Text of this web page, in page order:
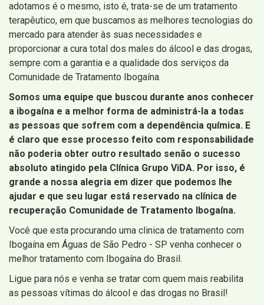
adotamos é o mesmo, isto é, trata-se de um tratamento
terapêutico, em que buscamos as melhores tecnologias do
mercado para atender às suas necessidades e
proporcionar a cura total dos males do álcool e das drogas,
sempre com a garantia e a qualidade dos serviços da
Comunidade de Tratamento Ibogaína.
Somos uma equipe que buscou durante anos conhecer
a ibogaína e a melhor forma de administrá-la a todas
as pessoas que sofrem com a dependência química. E
é claro que esse processo feito com responsabilidade
não poderia obter outro resultado senão o sucesso
absoluto atingido pela Clínica Grupo ViDA. Por isso, é
grande a nossa alegria em dizer que podemos lhe
ajudar e que seu lugar está reservado na clínica de
recuperação Comunidade de Tratamento Ibogaína.
Você que esta procurando uma clinica de tratamento com
Ibogaína em Águas de São Pedro - SP venha conhecer o
melhor tratamento com Ibogaína do Brasil.
Ligue para nós e venha se tratar com quem mais reabilita
as pessoas vítimas do álcool e das drogas no Brasil!